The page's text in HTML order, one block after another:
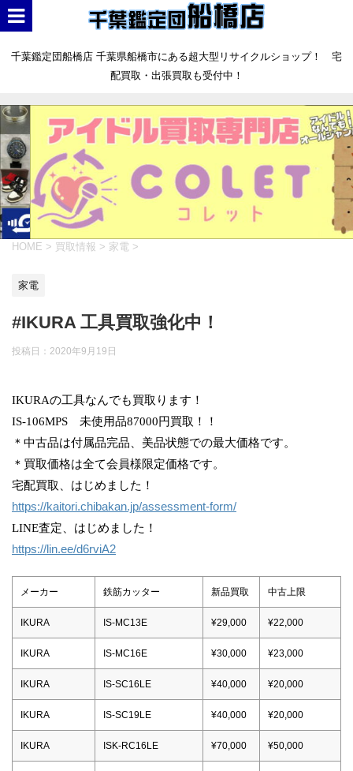
千葉鑑定団船橋店 千葉県船橋市にある超大型リサイクルショップ！ 宅
配買取・出張買取も受付中！
HOME > 買取情報 > 家電 >
家電
#IKURA 工具買取強化中！
投稿日： 2020年9月19日
IKURAの工具なんでも買取ります！
IS-106MPS 未使用品87000円買取！！
＊中古品は付属品完品、美品状態での最大価格です。
＊買取価格は全て会員様限定価格です。
宅配買取、はじめました！
https://kaitori.chibakan.jp/assessment-form/
LINE査定、はじめました！
https://lin.ee/d6rviA2
メーカー 鉄筋カッター 新品買取 中古上限
IKURA IS-MC13E ¥29,000 ¥22,000
IKURA IS-MC16E ¥30,000 ¥23,000
IKURA IS-SC16LE ¥40,000 ¥20,000
IKURA IS-SC19LE ¥40,000 ¥20,000
IKURA ISK-RC16LE ¥70,000 ¥50,000